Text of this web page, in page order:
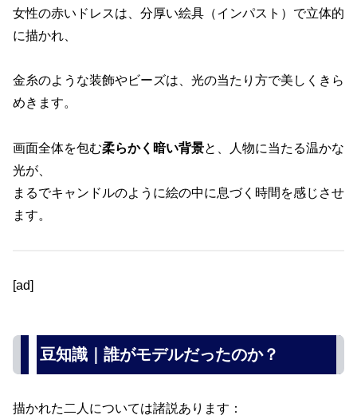
女性の赤いドレスは、分厚い絵具（インパスト）で立体的
に描かれ、
金糸のような装飾やビーズは、光の当たり方で美しくきら
めきます。
画面全体を包む柔らかく暗い背景と、人物に当たる温かな
光が、
まるでキャンドルのように絵の中に息づく時間を感じさせ
ます。
[ad]
豆知識｜誰がモデルだったのか？
描かれた二人については諸説あります：